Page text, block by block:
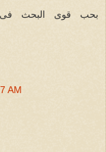
بحب قوى البحث فى
AM